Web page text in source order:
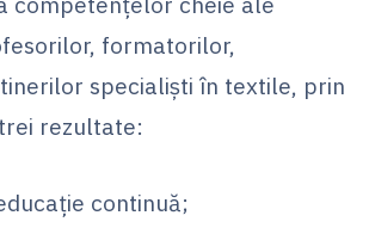
formatorilor,
specialiști în textile, prin
rezultate:
continuă;